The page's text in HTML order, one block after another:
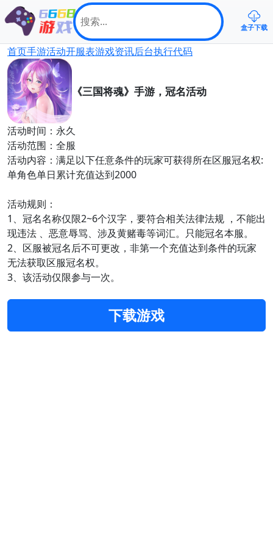
盒子下载
首页手游活动开服表游戏资讯后台执行代码
《三国将魂》手游，冠名活动
活动时间：永久
活动范围：全服
活动内容：满足以下任意条件的玩家可获得所在区服冠名权:
单角色单日累计充值达到2000
活动规则：
1、冠名名称仅限2~6个汉字，要符合相关法律法规 ，不能出
现违法 、恶意辱骂、涉及黄赌毒等词汇。只能冠名本服。
2、区服被冠名后不可更改，非第一个充值达到条件的玩家
无法获取区服冠名权。
3、该活动仅限参与一次。
下载游戏